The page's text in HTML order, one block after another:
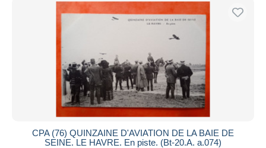
CPA (76) QUINZAINE D'AVIATION DE LA BAIE DE
SEINE. LE HAVRE. En piste. (Bt-20.A. a.074)